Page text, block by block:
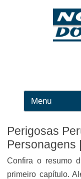
Perigosas
Personagens
Confira o resumo
primeiro capítulo.